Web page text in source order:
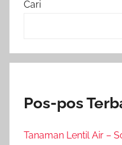
Cari
Pos-pos
Tanaman Lentil Air –